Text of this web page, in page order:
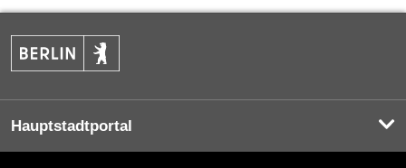
Hauptstadtportal